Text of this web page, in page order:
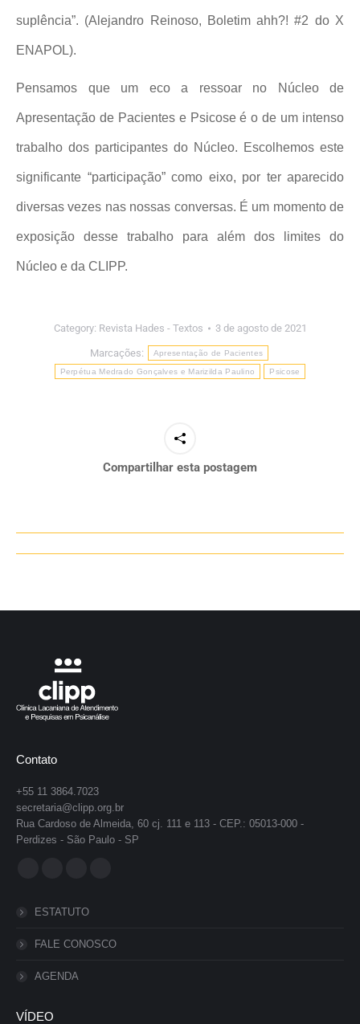
suplência”. (Alejandro Reinoso, Boletim ahh?! #2 do X
ENAPOL).
Pensamos que um eco a ressoar no Núcleo de
Apresentação de Pacientes e Psicose é o de um intenso
trabalho dos participantes do Núcleo. Escolhemos este
significante “participação” como eixo, por ter aparecido
diversas vezes nas nossas conversas. É um momento de
exposição desse trabalho para além dos limites do
Núcleo e da CLIPP.
Category: Revista Hades - Textos 3 de agosto de 2021
Marcações: Apresentação de Pacientes
Perpétua Medrado Gonçalves e Marizilda Paulino Psicose
Compartilhar esta postagem
Navegação
post:
Contato
+55 11 3864.7023
secretaria@clipp.org.br
Rua Cardoso de Almeida, 60 cj. 111 e 113 - CEP.: 05013-000 -
Perdizes - São Paulo - SP
opens
window
opens
in
window
opens
in
window
in
ESTATUTO
FALE CONOSCO
AGENDA
VÍDEO